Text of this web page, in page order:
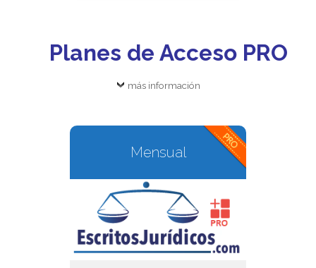
Planes de Acceso PRO
más información
Mensual